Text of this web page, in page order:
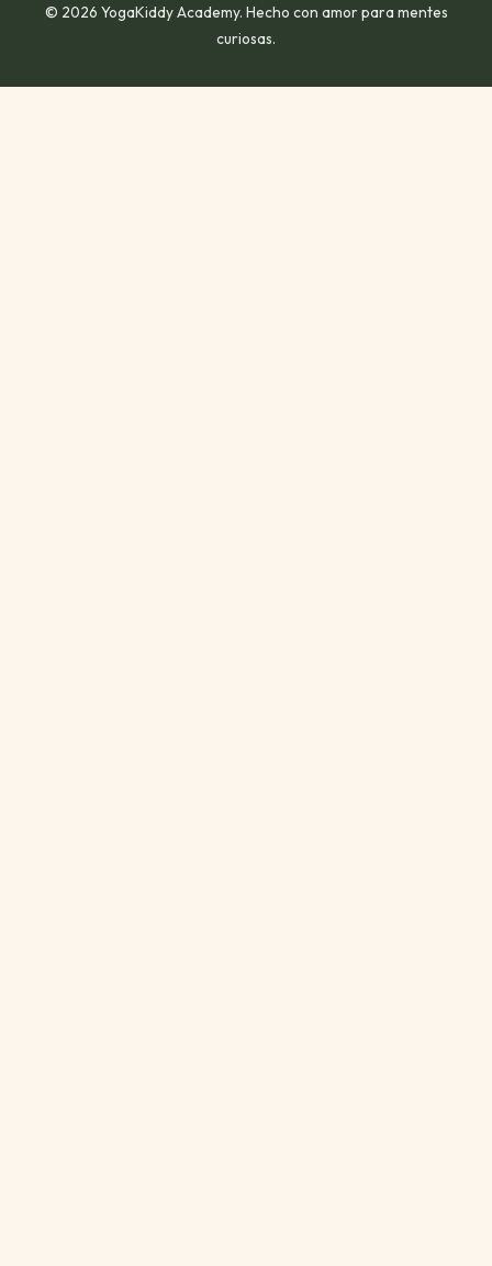
© 2026 YogaKiddy Academy. Hecho con amor para mentes
curiosas.